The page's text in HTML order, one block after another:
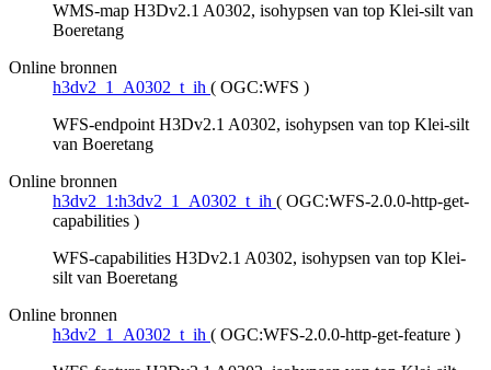
WMS-map H3Dv2.1 A0302, isohypsen van top Klei-silt van
Boeretang
Online bronnen
h3dv2_1_A0302_t_ih ( OGC:WFS )
WFS-endpoint H3Dv2.1 A0302, isohypsen van top Klei-silt
van Boeretang
Online bronnen
h3dv2_1:h3dv2_1_A0302_t_ih ( OGC:WFS-2.0.0-http-get-
capabilities )
WFS-capabilities H3Dv2.1 A0302, isohypsen van top Klei-
silt van Boeretang
Online bronnen
h3dv2_1_A0302_t_ih ( OGC:WFS-2.0.0-http-get-feature )